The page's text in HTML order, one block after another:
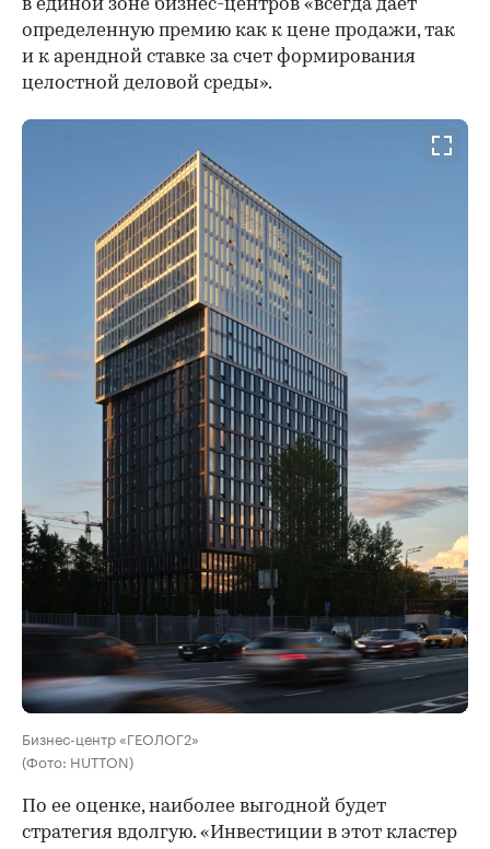
в единой зоне бизнес-центров «всегда дает
определенную премию как к цене продажи, так
и к арендной ставке за счет формирования
целостной деловой среды».
Бизнес-центр «ГЕОЛОГ2»
(Фото: HUTTON)
По ее оценке, наиболее выгодной будет
стратегия вдолгую. «Инвестиции в этот кластер